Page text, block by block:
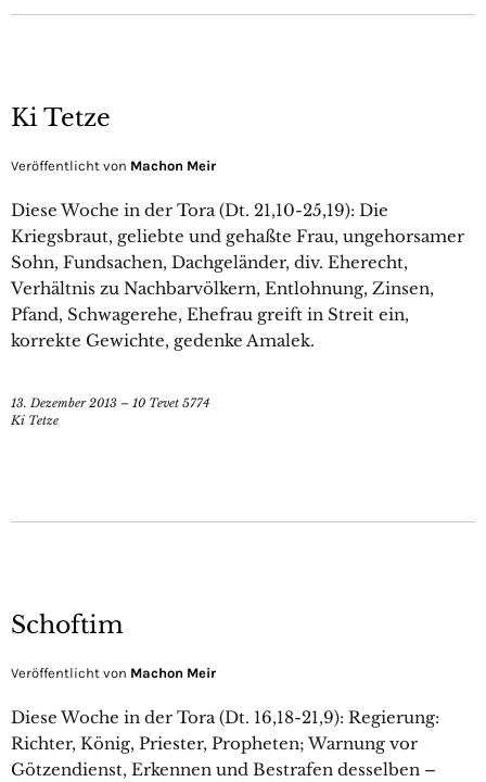
Ki Tetze
Veröffentlicht von Machon Meir
Diese Woche in der Tora (Dt. 21,10-25,19): Die
Kriegsbraut, geliebte und gehaßte Frau, ungehorsamer
Sohn, Fundsachen, Dachgeländer, div. Eherecht,
Verhältnis zu Nachbarvölkern, Entlohnung, Zinsen,
Pfand, Schwagerehe, Ehefrau greift in Streit ein,
korrekte Gewichte, gedenke Amalek.
13. Dezember 2013 – 10 Tevet 5774
Ki Tetze
Schoftim
Veröffentlicht von Machon Meir
Diese Woche in der Tora (Dt. 16,18-21,9): Regierung:
Richter, König, Priester, Propheten; Warnung vor
Götzendienst, Erkennen und Bestrafen desselben –